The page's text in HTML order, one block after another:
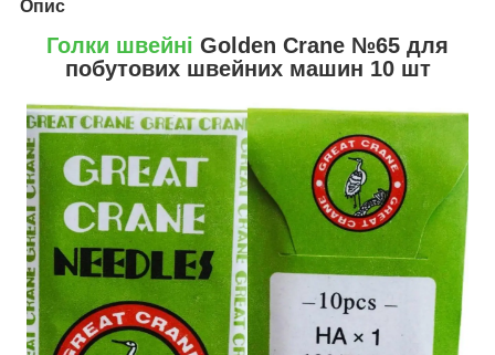
Опис
Голки швейні Golden Crane №65 для
побутових швейних машин 10 шт